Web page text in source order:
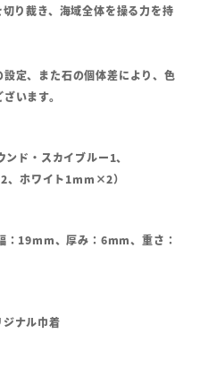
り裁き、海域全体を操る力を持
定、また石の個体差により、色
います。
ド・スカイブルー1、
ホワイト1mm×2）
：19mm、厚み：6mm、重さ：
ナル巾着